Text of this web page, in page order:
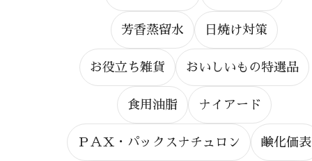
芳香蒸留水 日焼け対策
お役立ち雑貨 おいしいもの特選品
食用油脂 ナイアード
ＰＡＸ・パックスナチュロン 鹸化価表